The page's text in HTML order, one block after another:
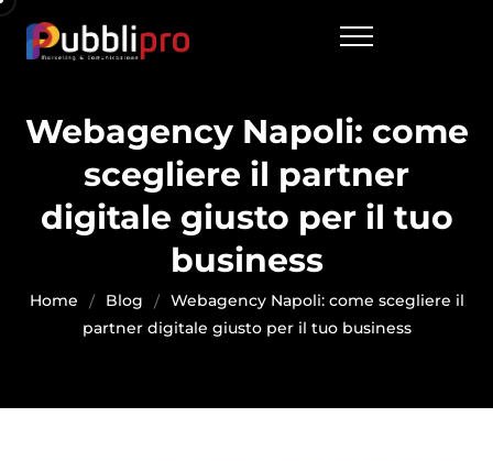
Webagency Napoli: come
scegliere il partner
digitale giusto per il tuo
business
Home Blog
Webagency Napoli: come scegliere il
partner digitale giusto per il tuo business